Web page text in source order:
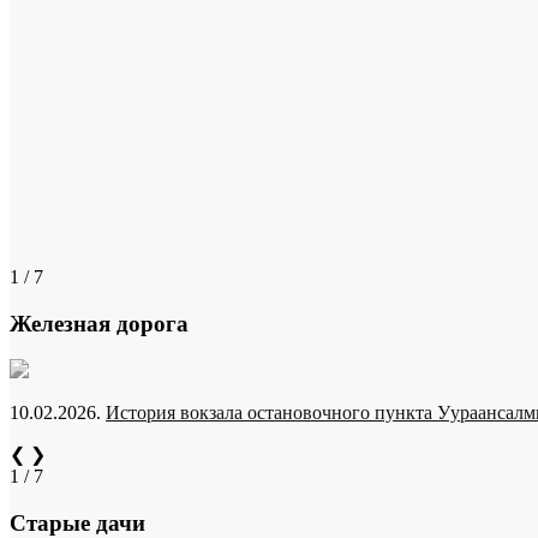
1 / 7
Железная дорога
10.02.2026. История вокзала остановочного пункта
❮ ❯
1 / 7
Старые дачи